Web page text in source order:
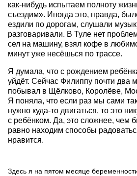
как-нибудь испытаем полноту
съездим». Иногда это, правда,
ездили по дорогам, слушали
разговаривали. В Туле нет
сел на машину, взял кофе в
минут уже несёшься по трассе.
Я думала, что с рождением
уйдёт. Сейчас Филиппу почти два
побывал в Щёлково, Королёве,
Я поняла, что если раз мы сами
нужно куда-то двигаться, то это
с ребёнком. Да, это сложнее, чем
равно находим способы
нравится.
Здесь я на пятом месяце